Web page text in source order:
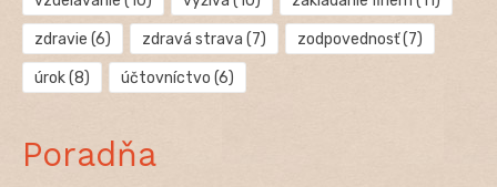
zdravie (6) zdravá strava (7) zodpovednosť(7)
úrok(8) účtovníctvo (6)
Poradňa